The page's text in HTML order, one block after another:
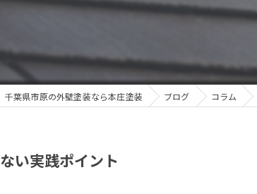
千葉県市原の外壁塗装なら本庄塗装 ブログ コラム
い実践ポイント